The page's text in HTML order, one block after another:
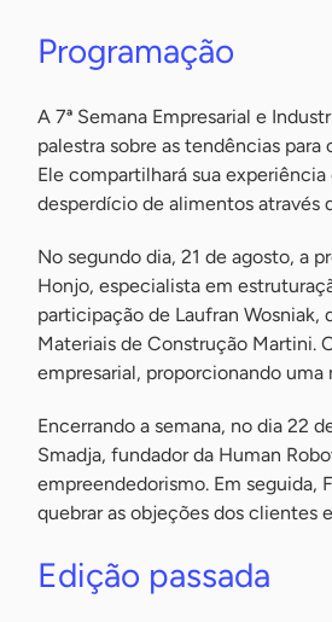
Programação
A 7ª Semana Empresarial e
palestra sobre as tendências
Ele compartilhará sua
desperdício de alimentos através
No segundo dia, 21 de agosto, a
Honjo, especialista em
participação de Laufran Wosniak,
Materiais de Construção Martini.
empresarial, proporcionando
Encerrando a semana, no dia 22
Smadja, fundador da Human
empreendedorismo. Em seguida,
quebrar as objeções dos clientes
Edição passada